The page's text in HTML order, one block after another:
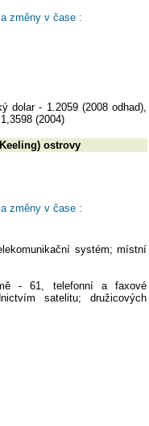
změny v čase :
dolar - 1.2059 (2008 odhad),
(2004)
ostrovy
změny v čase :
systém; místní
- 61, telefonní a faxové
satelitu; družicových